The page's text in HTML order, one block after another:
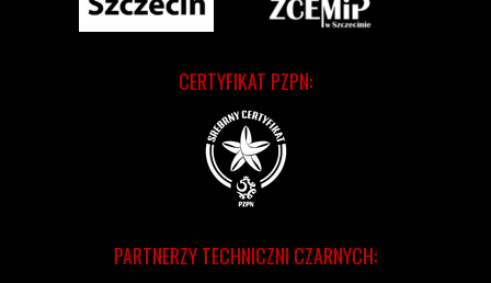
CERTYFIKAT PZPN:
PARTNERZY TECHNICZNI CZARNYCH: